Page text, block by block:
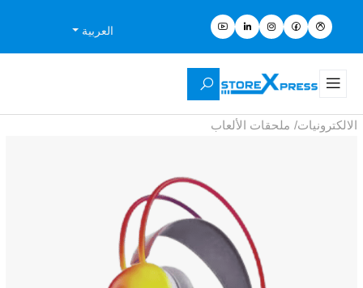
العربية
الالكترونيات/ ملحقات الألعاب